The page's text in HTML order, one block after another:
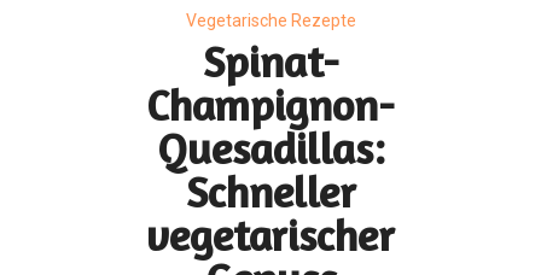
Vegetarische Rezepte
Spinat-
Champignon-
Quesadillas:
Schneller
vegetarischer